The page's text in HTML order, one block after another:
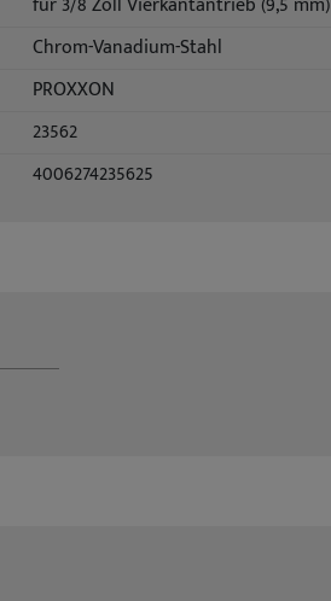
Chrom-Vanadium-Stahl
PROXXON
23562
4006274235625